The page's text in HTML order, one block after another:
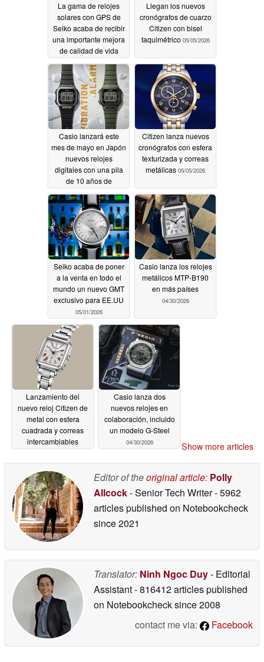
La gama de relojes
solares con GPS de
Seiko acaba de recibir
una importante mejora
de calidad de vida
05/13/2026
Llegan los nuevos
cronógrafos de cuarzo
Citizen con bisel
taquimétrico 05/05/2026
Casio lanzará este
mes de mayo en Japón
nuevos relojes
digitales con una pila
de 10 años de
05/05/2026
Citizen lanza nuevos
cronógrafos con esfera
texturizada y correas
metálicas 05/05/2026
Seiko acaba de poner
a la venta en todo el
mundo un nuevo GMT
exclusivo para EE.UU
05/01/2026
Casio lanza los relojes
metálicos MTP-B190
en más países
04/30/2026
Lanzamiento del
nuevo reloj Citizen de
metal con esfera
cuadrada y correas
intercambiables
Casio lanza dos
nuevos relojes en
colaboración, incluido
un modelo G-Steel
04/30/2026 Show more articles
Editor of theoriginal article: Polly
Allcock- Senior Tech Writer- 5962
articles published on Notebookcheck
since 2021
Translator: Ninh Ngoc Duy- Editorial
Assistant- 816412 articles published
on Notebookchecksince 2008
contact me via:
Facebook